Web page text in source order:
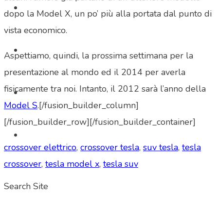
Search Site
dopo la Model X, un po’ più alla portata dal punto di
vista economico.
Aspettiamo, quindi, la prossima settimana per la
presentazione al mondo ed il 2014 per averla
fisicamente tra noi. Intanto, il 2012 sarà l’anno della
Model S.[/fusion_builder_column]
[/fusion_builder_row][/fusion_builder_container]
crossover elettrico, crossover tesla, suv tesla, tesla
crossover, tesla model x, tesla suv